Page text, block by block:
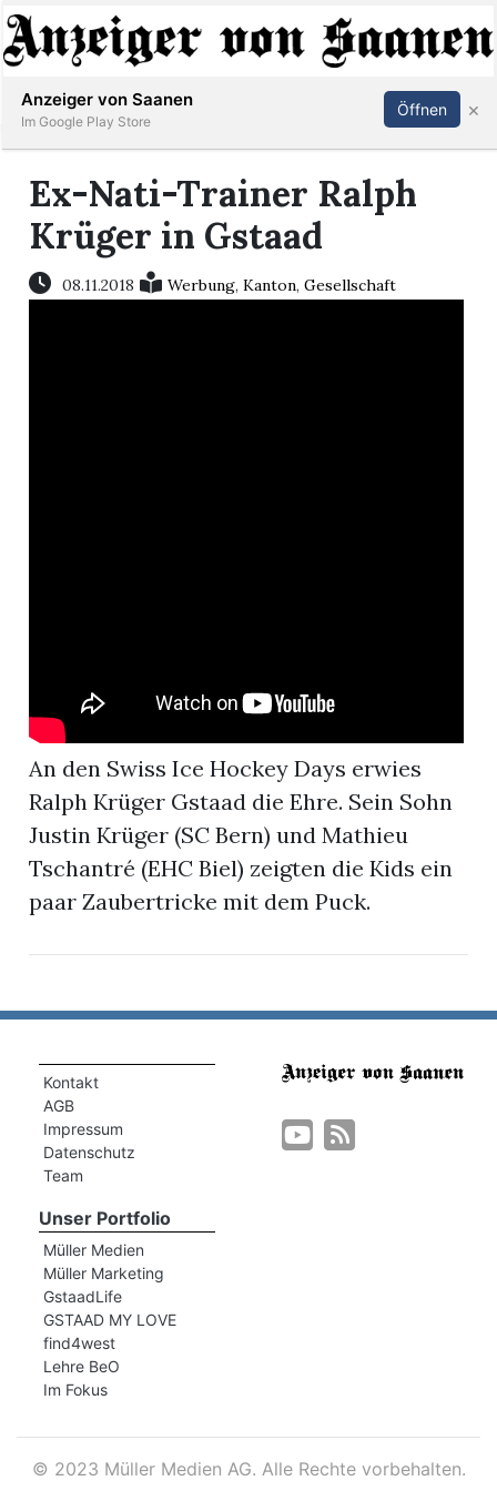
Abonnieren Anmelden
Ex-Nati-Trainer Ralph
Krüger in Gstaad
08.11.2018 Werbung,Kanton,Gesellschaft
An den Swiss Ice Hockey Days erwies
Ralph Krüger Gstaad die Ehre. Sein Sohn
Justin Krüger (SC Bern) und Mathieu
Tschantré (EHC Biel) zeigten die Kids ein
paar Zaubertricke mit dem Puck.
Kontakt
AGB
Impressum
Datenschutz
Team
Unser Portfolio
Müller Medien
Müller Marketing
GstaadLife
GSTAAD MY LOVE
find4west
Lehre BeO
Im Fokus
© 2023 Müller Medien AG. Alle Rechte vorbehalten.
Anzeiger von Saanen
Im Google Play Store
Öffnen ×